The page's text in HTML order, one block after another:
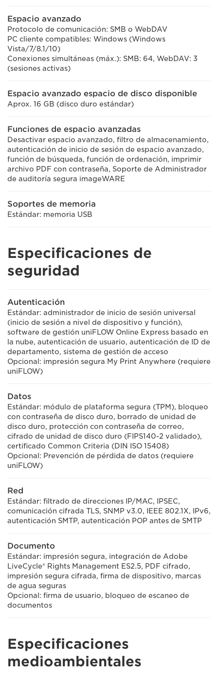
Espacio avanzado
Protocolo de comunicación: SMB o WebDAV
PC cliente compatibles: Windows (Windows
Vista/7/8.1/10)
Conexiones simultáneas (máx.): SMB: 64, WebDAV: 3
(sesiones activas)
Espacio avanzado espacio de disco disponible
Aprox. 16 GB (disco duro estándar)
Funciones de espacio avanzadas
Desactivar espacio avanzado, filtro de almacenamiento,
autenticación de inicio de sesión de espacio avanzado,
función de búsqueda, función de ordenación, imprimir
archivo PDF con contraseña, Soporte de Administrador
de auditoría segura imageWARE
Soportes de memoria
Estándar: memoria USB
Especificaciones de
seguridad
Autenticación
Estándar: administrador de inicio de sesión universal
(inicio de sesión a nivel de dispositivo y función),
software de gestión uniFLOW Online Express basado en
la nube, autenticación de usuario, autenticación de ID de
departamento, sistema de gestión de acceso
Opcional: impresión segura My Print Anywhere (requiere
uniFLOW)
Datos
Estándar: módulo de plataforma segura (TPM), bloqueo
con contraseña de disco duro, borrado de unidad de
disco duro, protección con contraseña de correo,
cifrado de unidad de disco duro (FIPS140-2 validado),
certificado Common Criteria (DIN ISO 15408)
Opcional: Prevención de pérdida de datos (requiere
uniFLOW)
Red
Estándar: filtrado de direcciones IP/MAC, IPSEC,
comunicación cifrada TLS, SNMP v3.0, IEEE 802.1X, IPv6,
autenticación SMTP, autenticación POP antes de SMTP
Documento
Estándar: impresión segura, integración de Adobe
LiveCycle® Rights Management ES2.5, PDF cifrado,
impresión segura cifrada, firma de dispositivo, marcas
de agua seguras
Opcional: firma de usuario, bloqueo de escaneo de
documentos
Especificaciones
medioambientales